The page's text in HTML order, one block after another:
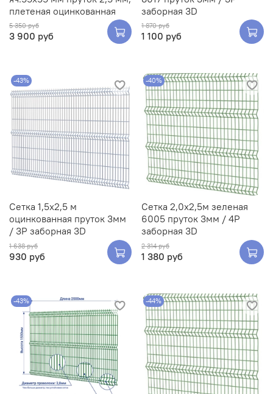
плетеная оцинкованная
5 350 руб
3 900 руб
заборная 3D
1 870 руб
1 100 руб
-43%
Сетка 1,5х2,5 м
оцинкованная пруток 3мм
/ 3Р заборная 3D
1 638 руб
930 руб
-40%
Сетка 2,0х2,5м зеленая
6005 пруток 3мм / 4Р
заборная 3D
2 314 руб
1 380 руб
-43% -44%